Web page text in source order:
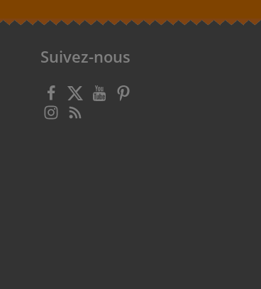
Suivez-nous